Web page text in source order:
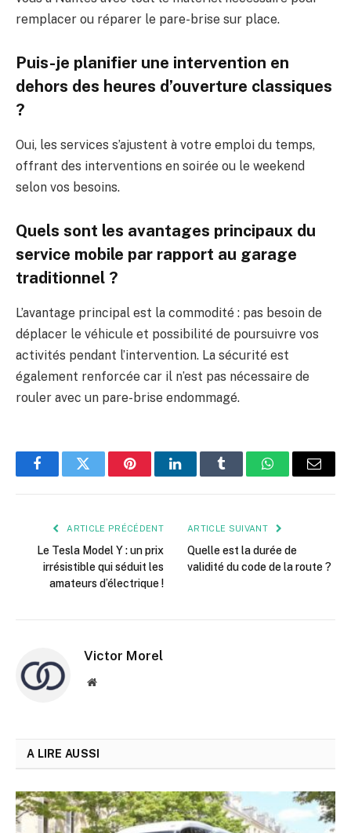
remplacer ou réparer le pare-brise sur place.
Puis-je planifier une intervention en
dehors des heures d’ouverture classiques
?
Oui, les services s’ajustent à votre emploi du temps,
offrant des interventions en soirée ou le weekend
selon vos besoins.
Quels sont les avantages principaux du
service mobile par rapport au garage
traditionnel ?
L’avantage principal est la commodité : pas besoin de
déplacer le véhicule et possibilité de poursuivre vos
activités pendant l’intervention. La sécurité est
également renforcée car il n’est pas nécessaire de
rouler avec un pare-brise endommagé.
FacebookTwitter PinterestLinkedInTumblr WhatsApp
E-
ARTICLE PRÉCÉDENT
Le Tesla Model Y : un prix
irrésistible qui séduit les
amateurs d’électrique !
ARTICLE SUIVANT
Quelle est la durée de
validité du code de la route ?
Victor Morel
Site
A LIRE AUSSI